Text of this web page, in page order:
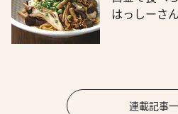
はっしーさ
連載記事